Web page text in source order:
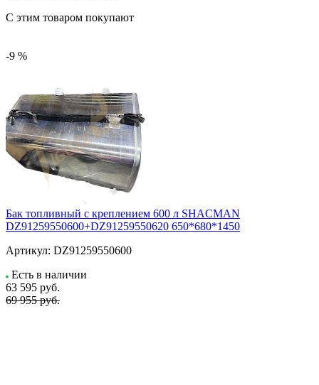
С этим товаром покупают
-9 %
Бак топливный с креплением 600 л SHACMAN
DZ91259550600+DZ91259550620 650*680*1450
Артикул: DZ91259550600
Есть в наличии
63 595 руб.
69 955 руб.